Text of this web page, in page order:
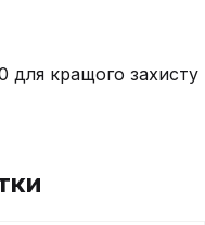
для кращого захисту